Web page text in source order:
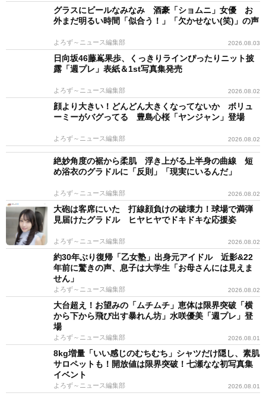
グラスにビールなみなみ 酒豪「ショムニ」女優 お
外まだ明るい時間「似合う！」「欠かせない(笑)」の声
よろず～ニュース編集部 2026.08.03
日向坂46藤嶌果歩、くっきりラインぴったりニット披
露「週プレ」表紙＆1st写真集発売
よろず～ニュース編集部 2026.08.02
顔より大きい！どんどん大きくなってないか ボリュ
ーミーがバグってる 豊島心桜「ヤンジャン」登場
よろず～ニュース編集部 2026.08.02
絶妙角度の裾から柔肌 浮き上がる上半身の曲線 短
め浴衣のグラドルに「反則」「現実にいるんだ」
よろず～ニュース編集部 2026.08.02
大砲は客席にいた 打線顔負けの破壊力！球場で満弾
見届けたグラドル ヒヤヒヤでドキドキな応援姿
よろず～ニュース編集部 2026.08.02
約30年ぶり復帰「乙女塾」出身元アイドル 近影&22
年前に驚きの声、息子は大学生「お母さんには見えま
せん」
よろず～ニュース編集部 2026.08.02
大台超え！お望みの「ムチムチ」恵体は限界突破「横
から下から飛び出す暴れん坊」水咲優美「週プレ」登
場
よろず～ニュース編集部 2026.08.01
8kg増量「いい感じのむちむち」シャツだけ隠し、素肌
サロペットも！開放値は限界突破！七瀬なな初写真集
イベント
よろず～ニュース編集部 2026.08.01